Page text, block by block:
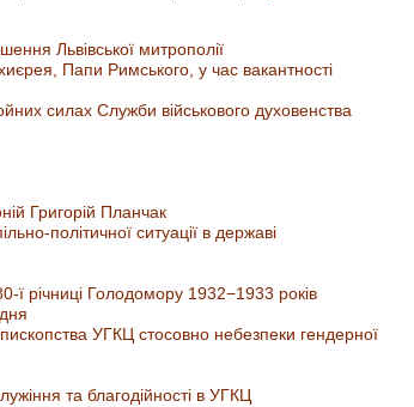
Львівської митрополії
Папи Римського, у час вакантності
силах Служби військового духовенства
Григорій Планчак
політичної ситуації в державі
річниці Голодомору 1932−1933 років
УГКЦ стосовно небезпеки гендерної
та благодійності в УГКЦ